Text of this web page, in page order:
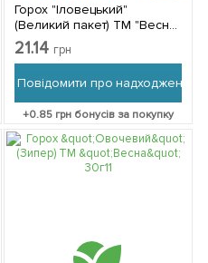
Горох "Іловецький"
(Великий пакет) ТМ "Весна"
20г
21.14 грн
Повідомити про надходження
+0.85грн бонусів за покупку